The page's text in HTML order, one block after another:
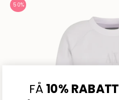
50%
FÅ10% RABATT